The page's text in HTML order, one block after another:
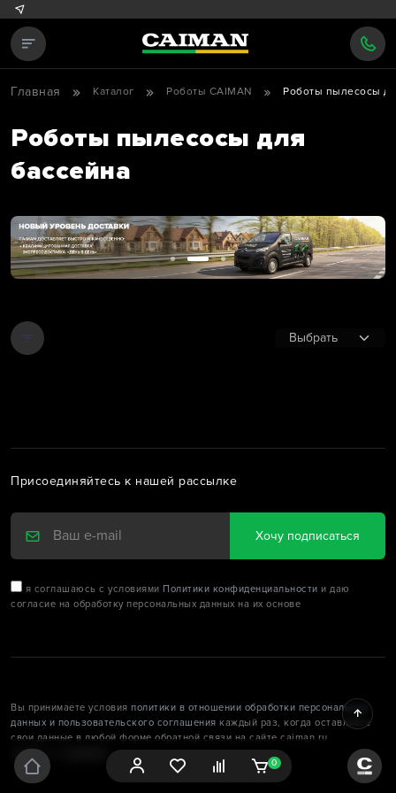
0
Главная Каталог Роботы CAIMAN Роботы пылесосы
Роботы пылесосы для
бассейна
Присоединяйтесь к нашей рассылке
Хочу подписаться
я соглашаюсь с условиями Политики конфиденциальности и даю
согласие на обработку персональных данных на их основе
Вы принимаете условия политики в отношении обработки персональных
данных и пользовательского соглашения каждый раз, когда оставляете
свои данные в любой форме обратной связи на сайте caiman.ru
2026 © CAIMAN